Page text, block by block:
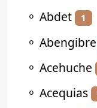
⚬ Abdet 1
⚬ Abengibre
⚬ Acehuche
⚬ Acequias